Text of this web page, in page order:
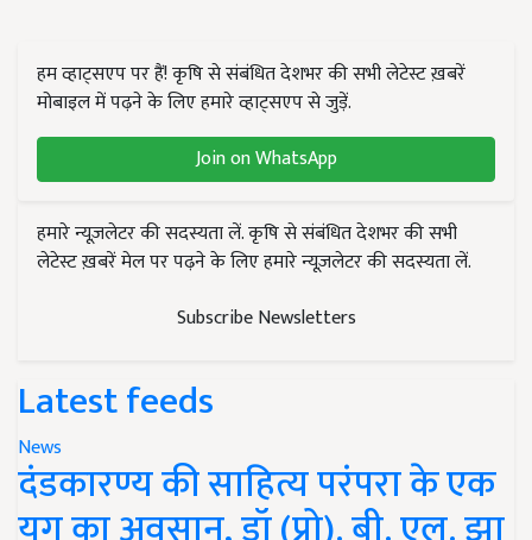
हम व्हाट्सएप पर हैं! कृषि से संबंधित देशभर की सभी लेटेस्ट ख़बरें
मोबाइल में पढ़ने के लिए हमारे व्हाट्सएप से जुड़ें.
Join on WhatsApp
हमारे न्यूज़लेटर की सदस्यता लें. कृषि से संबंधित देशभर की सभी
लेटेस्ट ख़बरें मेल पर पढ़ने के लिए हमारे न्यूज़लेटर की सदस्यता लें.
Subscribe Newsletters
Latest feeds
News
दंडकारण्य की साहित्य परंपरा के एक